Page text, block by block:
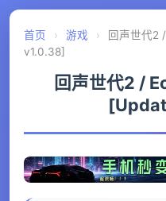
首页 › 游戏 ›
回声世代2
v1.0.38]
回声世代2 /